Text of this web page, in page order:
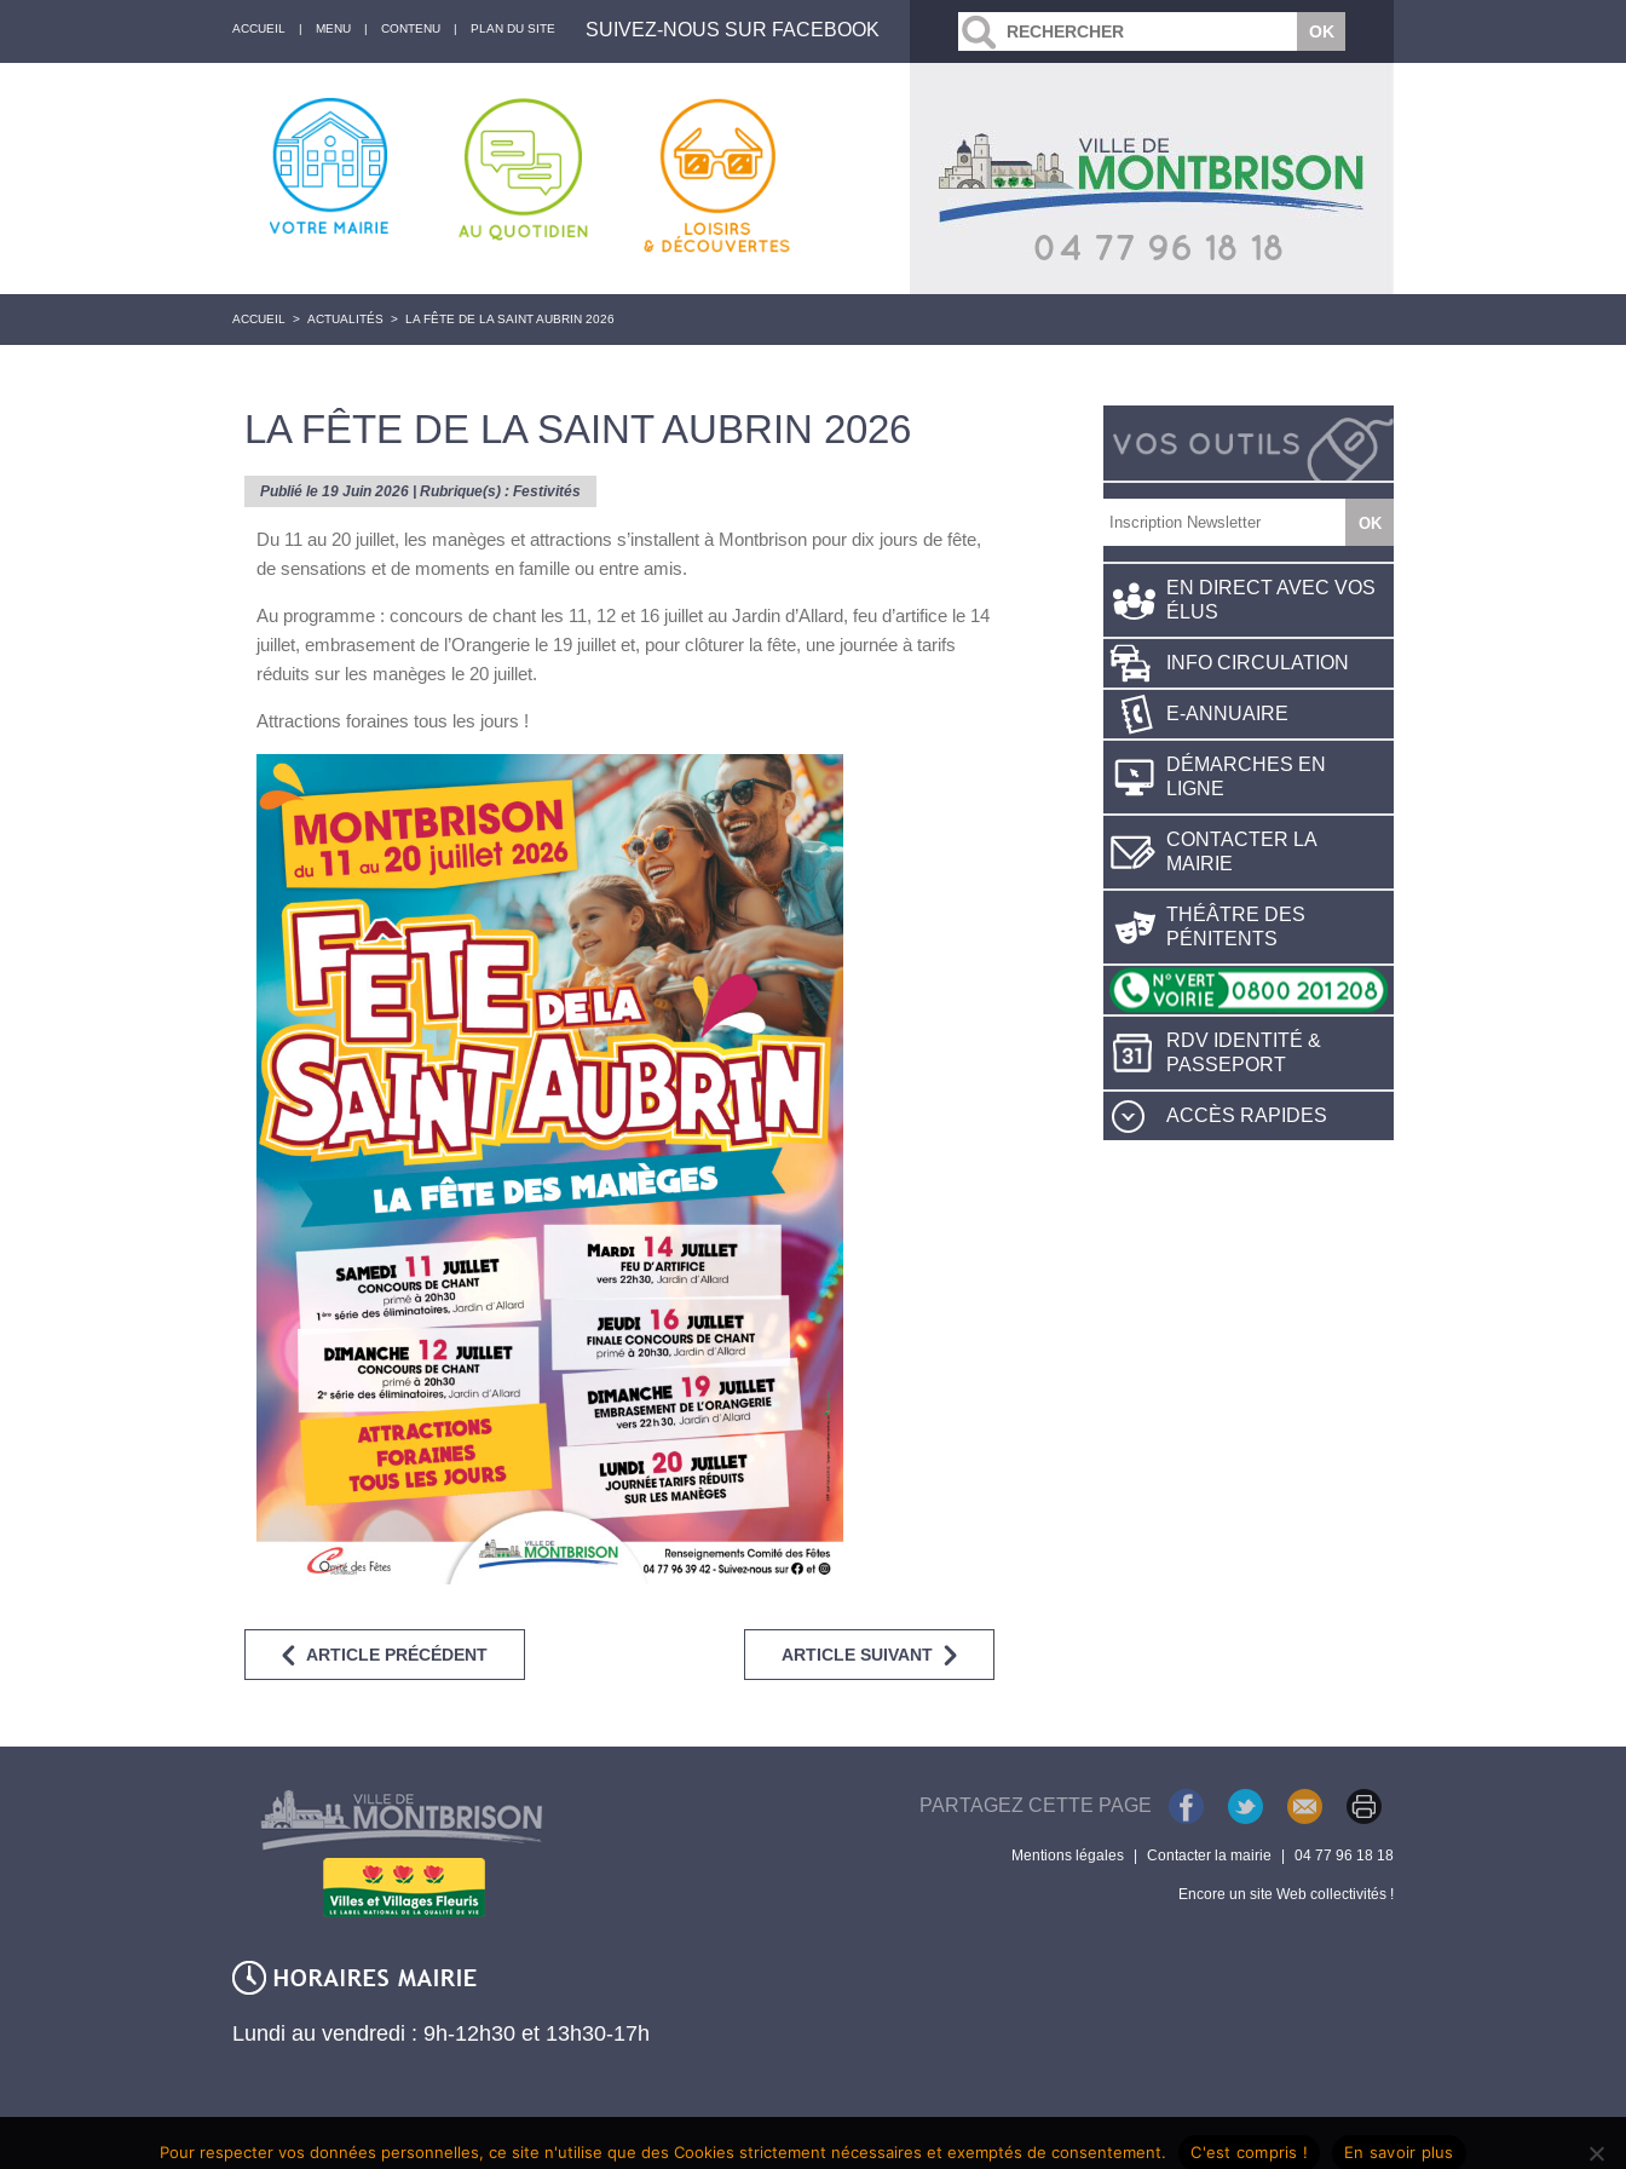
ACCUEIL | MENU | CONTENU | PLAN DU SITE SUIVEZ-NOUS SUR FACEBOOK
ACCUEIL > ACTUALITÉS > LA FÊTE DE LA SAINT AUBRIN 2026
LA FÊTE DE LA SAINT AUBRIN 2026
Publié le 19 Juin 2026 | Rubrique(s) : Festivités
Du 11 au 20 juillet, les manèges et attractions s’installent à Montbrison pour dix jours de fête,
de sensations et de moments en famille ou entre amis.
Au programme : concours de chant les 11, 12 et 16 juillet au Jardin d’Allard, feu d’artifice le 14
juillet, embrasement de l’Orangerie le 19 juillet et, pour clôturer la fête, une journée à tarifs
réduits sur les manèges le 20 juillet.
Attractions foraines tous les jours !
ARTICLE PRÉCÉDENT ARTICLE SUIVANT
EN DIRECT AVEC VOS
ÉLUS
INFO CIRCULATION
E-ANNUAIRE
DÉMARCHES EN
LIGNE
CONTACTER LA
MAIRIE
THÉÂTRE DES
PÉNITENTS
RDV IDENTITÉ &
PASSEPORT
ACCÈS RAPIDES
Lundi au vendredi : 9h-12h30 et 13h30-17h
PARTAGEZ CETTE PAGE
Mentions légales | Contacter la mairie | 04 77 96 18 18
Encore un site Web collectivités !
Pour respecter vos données personnelles, ce site n'utilise que des Cookies strictement nécessaires et exemptés de consentement. C'est compris ! En savoir plus